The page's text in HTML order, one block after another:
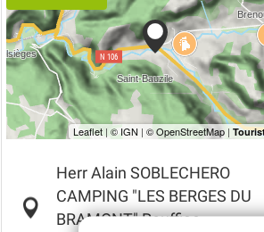
Herr Alain SOBLECHERO
CAMPING "LES BERGES DU
BRAMONT" Rouffiac